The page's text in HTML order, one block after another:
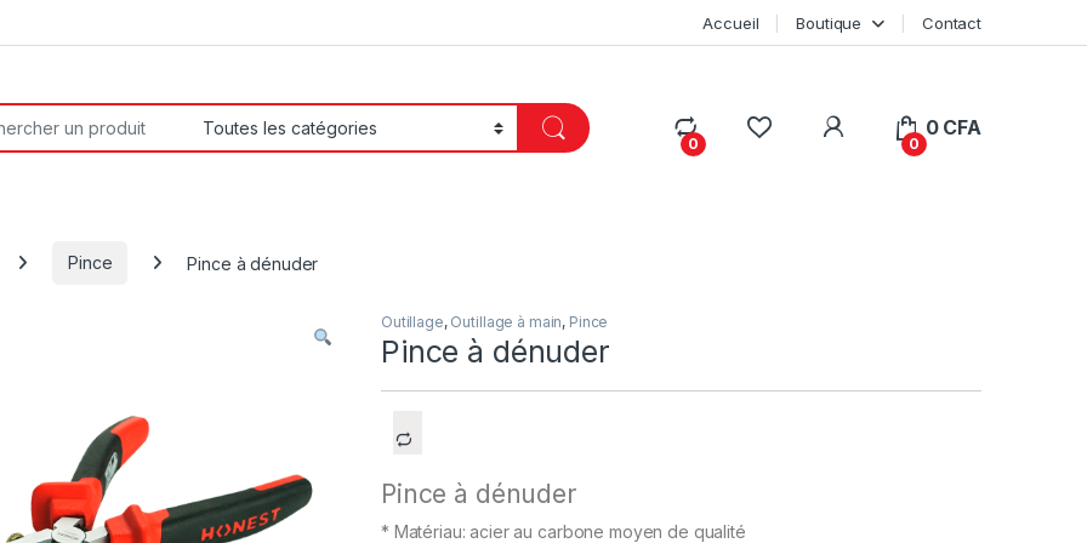
Accueil Boutique Contact
0
My Account
0
0 CFA
Pince Pince à dénuder
Outillage, Outillage à main, Pince
Pince à dénuder
Pince à dénuder
* Matériau: acier au carbone moyen de qualité